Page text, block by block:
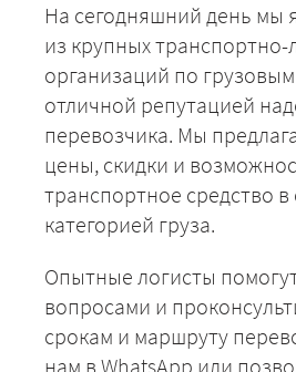
На сегодняшний день мы
из крупных транспортно-
организаций по
отличной репутацией
перевозчика. Мы
цены, скидки и
транспортное средство в
категорией груза.
Опытные логисты
вопросами и
срокам и маршруту
нам в WhatsApp или